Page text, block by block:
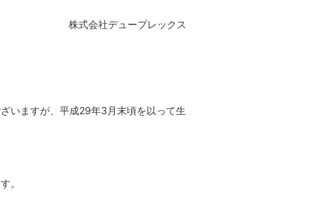
株式会社デュープレックス
いますが、平成29年3月末頃を以って生
。